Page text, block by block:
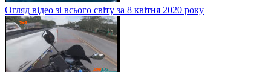
Огляд відео зі всього світу за 8 квітня 2020 року